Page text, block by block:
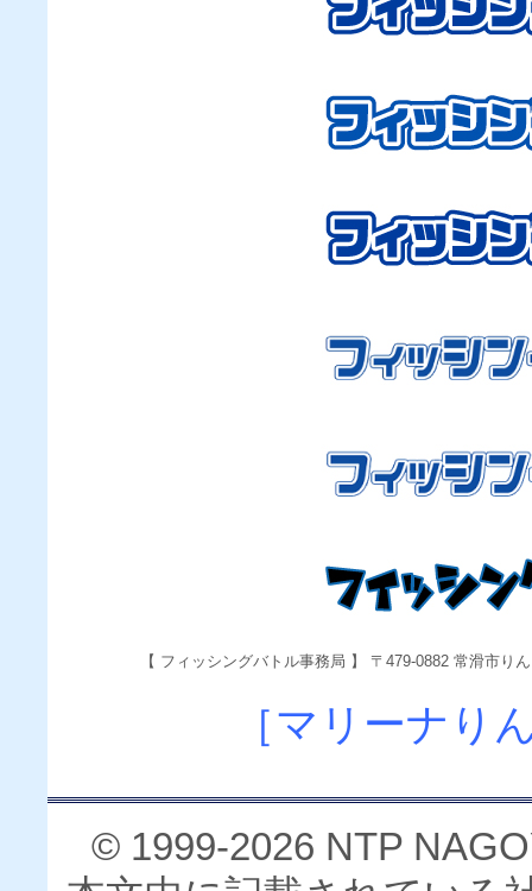
【 フィッシングバトル事務局 】 〒479-0882 常滑市
［マリーナり
© 1999-2026 NTP